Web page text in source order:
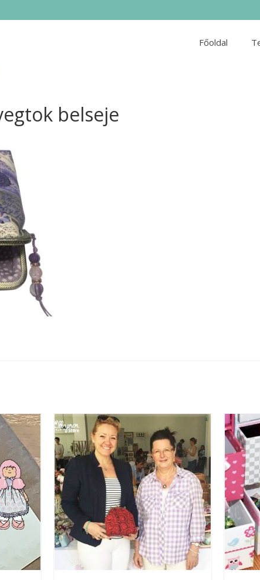
Főoldal
belseje